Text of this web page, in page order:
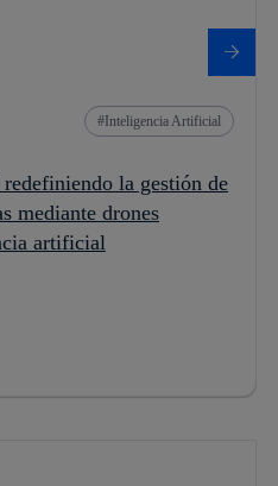
Inteligencia Artificial
la gestión de
mediante drones
artificial